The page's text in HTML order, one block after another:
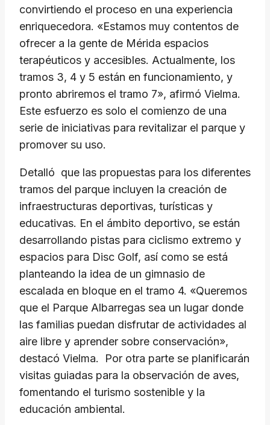
convirtiendo el proceso en una experiencia
enriquecedora. «Estamos muy contentos de
ofrecer a la gente de Mérida espacios
terapéuticos y accesibles. Actualmente, los
tramos 3, 4 y 5 están en funcionamiento, y
pronto abriremos el tramo 7», afirmó Vielma.
Este esfuerzo es solo el comienzo de una
serie de iniciativas para revitalizar el parque y
promover su uso.
Detalló que las propuestas para los diferentes
tramos del parque incluyen la creación de
infraestructuras deportivas, turísticas y
educativas. En el ámbito deportivo, se están
desarrollando pistas para ciclismo extremo y
espacios para Disc Golf, así como se está
planteando la idea de un gimnasio de
escalada en bloque en el tramo 4. «Queremos
que el Parque Albarregas sea un lugar donde
las familias puedan disfrutar de actividades al
aire libre y aprender sobre conservación»,
destacó Vielma. Por otra parte se planificarán
visitas guiadas para la observación de aves,
fomentando el turismo sostenible y la
educación ambiental.